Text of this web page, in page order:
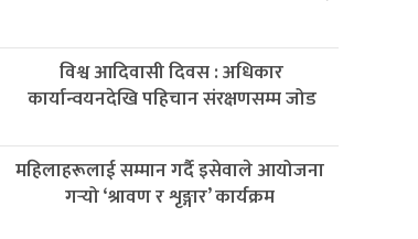
विश्व आदिवासी दिवस : अधिकार
कार्यान्वयनदेखि पहिचान संरक्षणसम्म जोड
महिलाहरूलाई सम्मान गर्दै इसेवाले आयोजना
गर्‍यो ‘श्रावण र शृङ्गार’ कार्यक्रम